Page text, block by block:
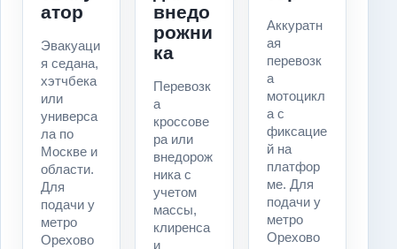
атор
Эвакуаци
я седана,
хэтчбека
или
универса
ла по
Москве и
области.
Для
подачи у
метро
Орехово
внедо
рожни
ка
Перевозк
а
кроссове
ра или
внедорож
ника с
учетом
массы,
клиренса
и
Аккуратн
ая
перевозк
а
мотоцикл
а с
фиксацие
й на
платфор
ме. Для
подачи у
метро
Орехово